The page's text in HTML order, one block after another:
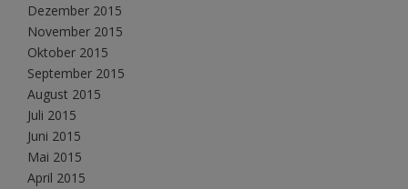
Dezember 2015
November 2015
Oktober 2015
September 2015
August 2015
Juli 2015
Juni 2015
Mai 2015
April 2015